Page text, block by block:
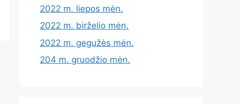
2022 m. liepos mėn.
2022 m. birželio mėn.
2022 m. gegužės mėn.
204 m. gruodžio mėn.